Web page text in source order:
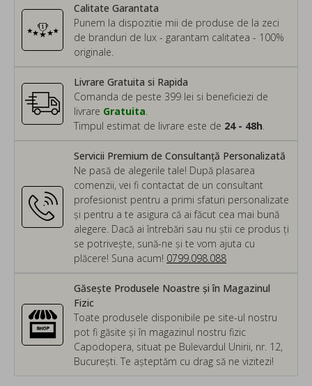
Calitate Garantata
Punem la dispozitie mii de produse de la zeci
de branduri de lux - garantam calitatea - 100%
originale.
Servicii Premium de Consultanță Personalizată
Ne pasă de alegerile tale! După plasarea
comenzii, vei fi contactat de un consultant
profesionist pentru a primi sfaturi personalizate
și pentru a te asigura că ai făcut cea mai bună
alegere. Dacă ai întrebări sau nu știi ce produs ți
se potrivește, sună-ne și te vom ajuta cu
plăcere! Suna acum! 0799.098.088
Livrare Gratuita si Rapida
Comanda de peste 399 lei si beneficiezi de
livrare Gratuita
Timpul estimat de livrare este de 24 - 48h
Găsește Produsele Noastre și în Magazinul
Fizic
Toate produsele disponibile pe site-ul nostru
pot fi găsite și în magazinul nostru fizic
Capodopera, situat pe Bulevardul Unirii, nr. 12,
București. Te așteptăm cu drag să ne vizitezi!